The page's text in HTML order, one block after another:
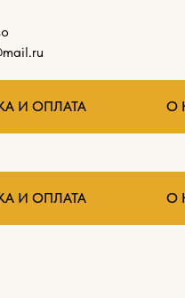
И ОПЛАТА О
И ОПЛАТА О